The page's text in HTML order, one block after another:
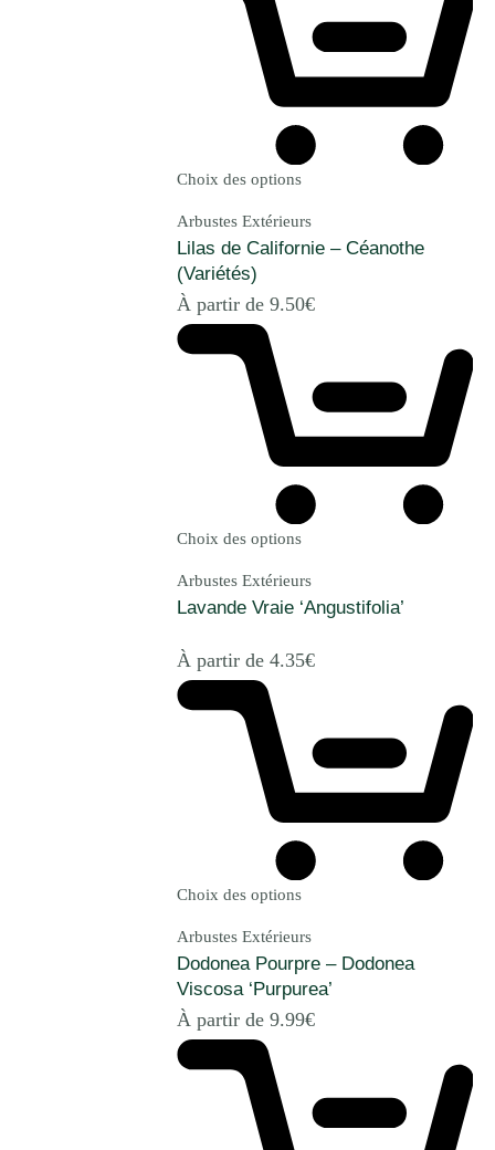
Choix des options
Arbustes Extérieurs
Lilas de Californie – Céanothe
(Variétés)
À partir de 9.50€
Choix des options
Arbustes Extérieurs
Lavande Vraie ‘Angustifolia’
À partir de 4.35€
Choix des options
Arbustes Extérieurs
Dodonea Pourpre – Dodonea
Viscosa ‘Purpurea’
À partir de 9.99€